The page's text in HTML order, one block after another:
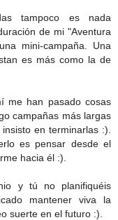
tampoco es nada
de mi "Aventura
mini-campaña. Una
es más como la de
me han pasado cosas
campañas más largas
en terminarlas :).
es pensar desde el
hacia él :).
y tú no planifiquéis
mantener viva la
suerte en el futuro :).